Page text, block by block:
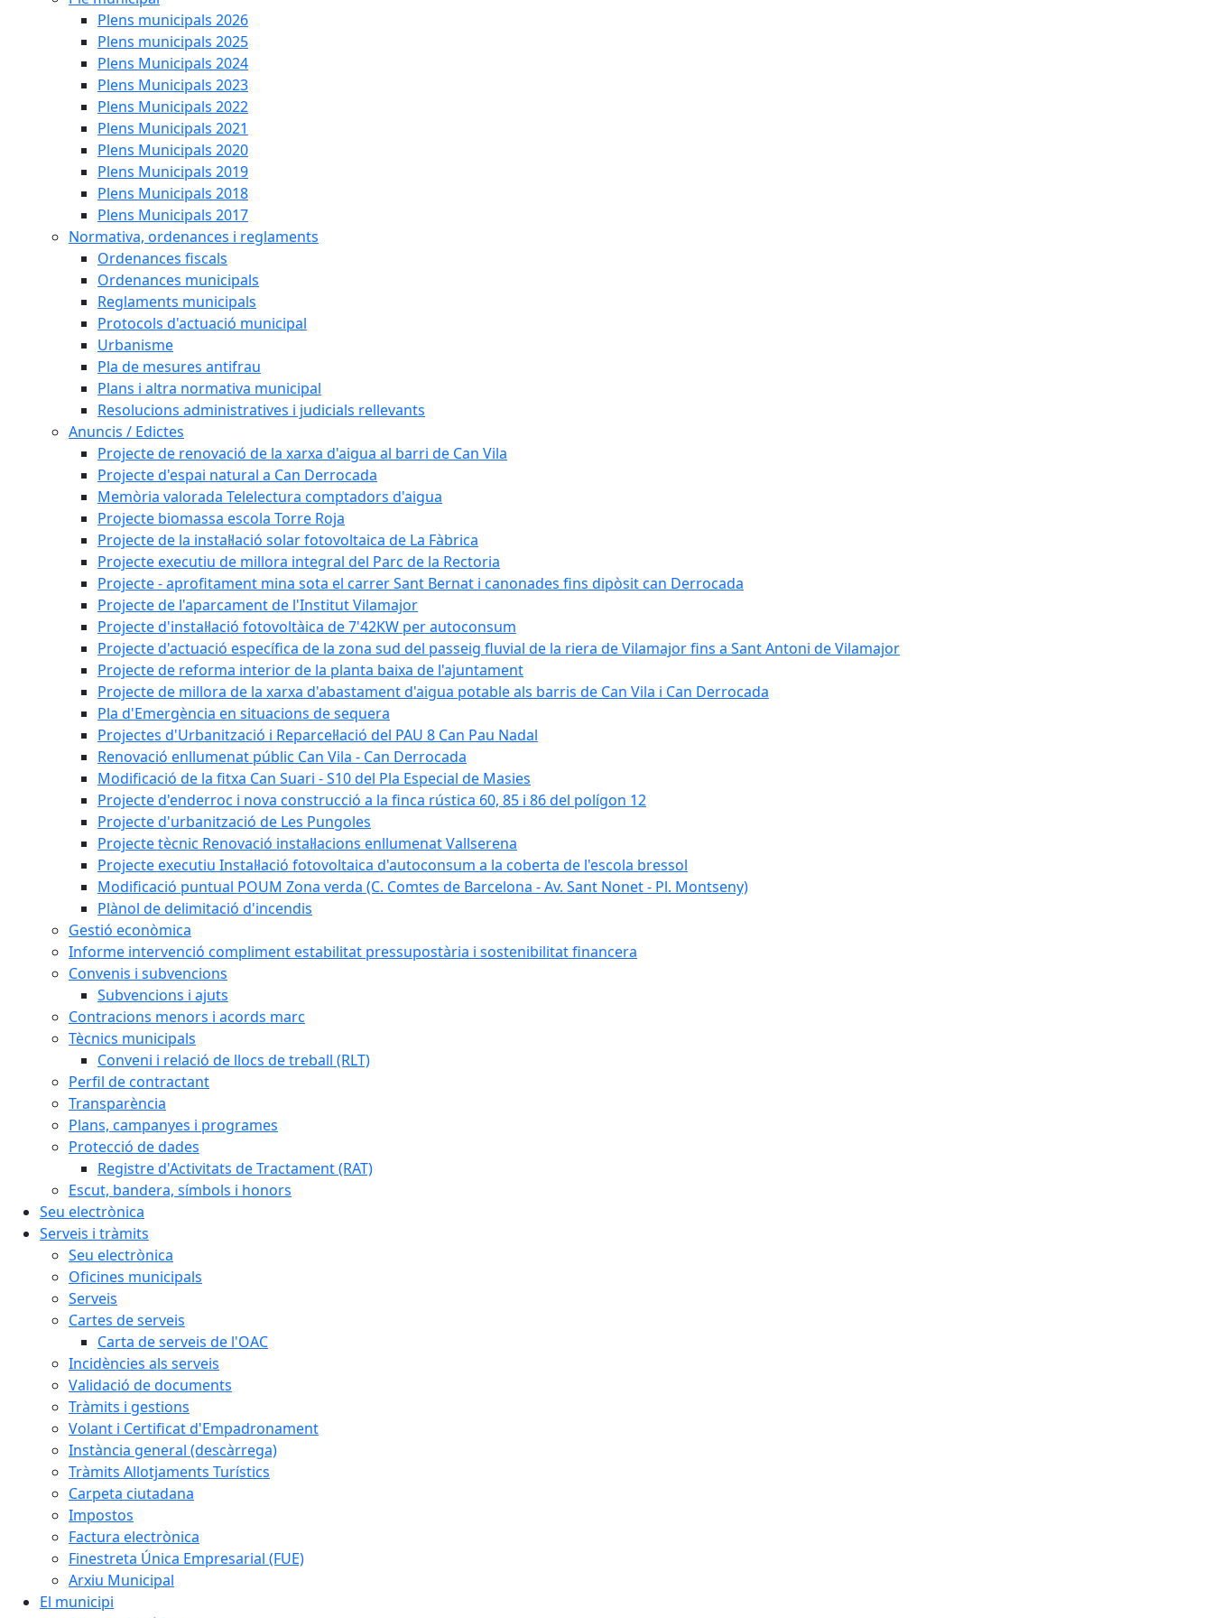
Plens municipals 2026
Plens municipals 2025
Plens Municipals 2024
Plens Municipals 2023
Plens Municipals 2022
Plens Municipals 2021
Plens Municipals 2020
Plens Municipals 2019
Plens Municipals 2018
Plens Municipals 2017
Normativa, ordenances i reglaments
Ordenances fiscals
Ordenances municipals
Reglaments municipals
Protocols d'actuació municipal
Urbanisme
Pla de mesures antifrau
Plans i altra normativa municipal
Resolucions administratives i judicials rellevants
Anuncis / Edictes
Projecte de renovació de la xarxa d'aigua al barri de Can Vila
Projecte d'espai natural a Can Derrocada
Memòria valorada Telelectura comptadors d'aigua
Projecte biomassa escola Torre Roja
Projecte de la instal·lació solar fotovoltaica de La Fàbrica
Projecte executiu de millora integral del Parc de la Rectoria
Projecte - aprofitament mina sota el carrer Sant Bernat i canonades fins dipòsit can Derrocada
Projecte de l'aparcament de l'Institut Vilamajor
Projecte d'instal·lació fotovoltàica de 7'42KW per autoconsum
Projecte d'actuació específica de la zona sud del passeig fluvial de la riera de Vilamajor fins a Sant Antoni de Vilamajor
Projecte de reforma interior de la planta baixa de l'ajuntament
Projecte de millora de la xarxa d'abastament d'aigua potable als barris de Can Vila i Can Derrocada
Pla d'Emergència en situacions de sequera
Projectes d'Urbanització i Reparcel·lació del PAU 8 Can Pau Nadal
Renovació enllumenat públic Can Vila - Can Derrocada
Modificació de la fitxa Can Suari - S10 del Pla Especial de Masies
Projecte d'enderroc i nova construcció a la finca rústica 60, 85 i 86 del polígon 12
Projecte d'urbanització de Les Pungoles
Projecte tècnic Renovació instal·lacions enllumenat Vallserena
Projecte executiu Instal·lació fotovoltaica d'autoconsum a la coberta de l'escola bressol
Modificació puntual POUM Zona verda (C. Comtes de Barcelona - Av. Sant Nonet - Pl. Montseny)
Plànol de delimitació d'incendis
Gestió econòmica
Informe intervenció compliment estabilitat pressupostària i sostenibilitat financera
Convenis i subvencions
Subvencions i ajuts
Contracions menors i acords marc
Tècnics municipals
Conveni i relació de llocs de treball (RLT)
Perfil de contractant
Transparència
Plans, campanyes i programes
Protecció de dades
Registre d'Activitats de Tractament (RAT)
Escut, bandera, símbols i honors
Seu electrònica
Serveis i tràmits
Seu electrònica
Oficines municipals
Serveis
Cartes de serveis
Carta de serveis de l'OAC
Incidències als serveis
Validació de documents
Tràmits i gestions
Volant i Certificat d'Empadronament
Instància general (descàrrega)
Tràmits Allotjaments Turístics
Carpeta ciutadana
Impostos
Factura electrònica
Finestreta Única Empresarial (FUE)
Arxiu Municipal
El municipi